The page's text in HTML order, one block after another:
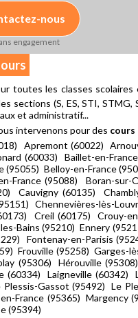
nous
engagement
toutes les classes scolaires
sections (S, ES, STI,
et administratif...
intervenons pour des cours
Apremont (60022)
(60033) Baillet-en-
Belloy-en-France
France (95088) Boran-
Cauvigny (60135)
Chennevières-lès-
Creil (60175) Crouy-
Bains (95210) Ennery
Fontenay-en-Parisis
Frouville (95258) Garges-
(95306) Hérouville
(60334) Laigneville
Gassot (95492) Le
France (95365) Margency
(95394)